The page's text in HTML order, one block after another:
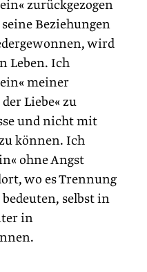
zurückgezogen
Beziehungen
wird
Leben. Ich
meiner
Liebe« zu
und nicht mit
können. Ich
ohne Angst
wo es Trennung
selbst in
in